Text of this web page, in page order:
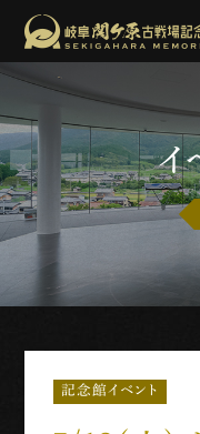
記念館について
ご利用案内
お知らせ
展示・イベント
古戦場・史跡巡り
イ
記念館イベント